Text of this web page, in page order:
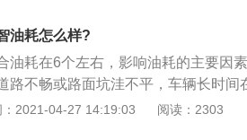
型三厢家轿景逸S50正式上市，定位于
的三重溃缩区，再加上高强度承载车
提升碰撞安全性；3、菱智V3搭载三
寿命，当其他国产发动机已经更换2
限内；4、另外，菱智V3采用大品牌
到挡位的时候，菱智V3还能顺利挂挡
油耗怎么样?
油耗在6个左右，影响油耗的主要因
路不畅或路面坑洼不平，车辆长时间
后备厢当仓库油耗增多。有的车友将
：2021-04-27 14:19:03 阅读：2303